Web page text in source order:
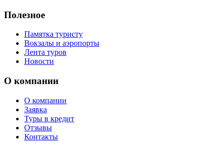
Полезное
Памятка туристу
Вокзалы и аэропорты
Лента туров
Новости
О компании
О компании
Заявка
Туры в кредит
Отзывы
Контакты